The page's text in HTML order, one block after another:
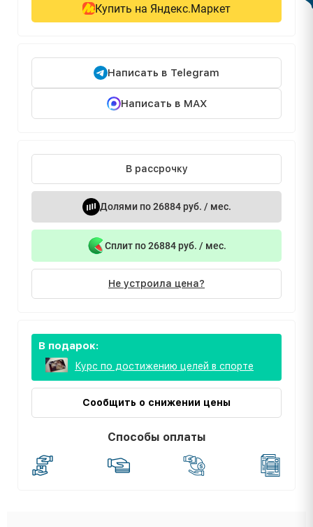
Купить на Яндекс.Маркет
Написать в Telegram
Написать в MAX
В рассрочку
Долями по 26884 руб. / мес.
Сплит по 26884 руб. / мес.
Не устроила цена?
В подарок:
Курс по достижению целей в спорте
Сообщить о снижении цены
Способы оплаты